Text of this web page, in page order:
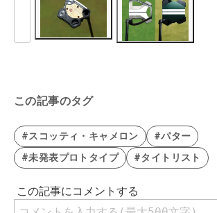
この記事のタグ
#スコッティ・キャメロン
#パター
#未発表プロトタイプ
#タイトリスト